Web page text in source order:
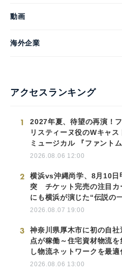
動画
海外企業
アクセスランキング
1
2027年夏、待望の再演！
リスティーヌ役のWキャス
ミュージカル 『ファントム
2026.08.06 12:00
2
横浜vs沖縄尚学、8月10日
突 チケット完売の注目
にも横浜が演じた“伝説の
2026.08.07 19:00
3
神奈川県厚木市に初の自社
点が稼働～住宅資材物流
し物流ネットワークを最適
2026.08.06 13:00